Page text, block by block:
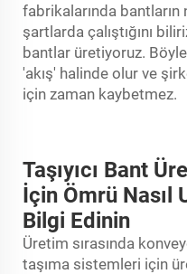
fabrikalarında bantların
şartlarda çalıştığını
bantlar üretiyoruz.
'akış' halinde olur ve
için zaman kaybetmez.
Taşıyıcı Bant
İçin Ömrü Nasıl
Bilgi Edinin
Üretim sırasında
taşıma sistemleri için